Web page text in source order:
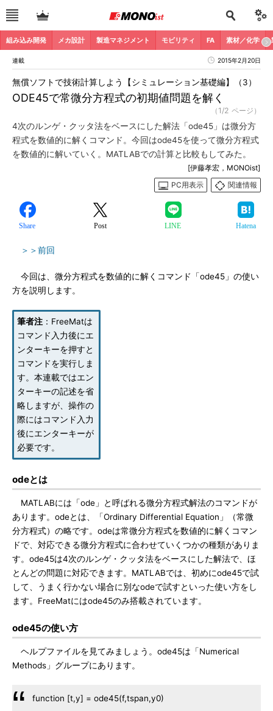
組み込み開発 メカ設計 製造マネジメント モビリティ FA 素材／化学
連載 2015年2月20日
ODE45で常微分方程式の初期値問題を解く
無償ソフトで技術計算しよう【シミュレーション基礎編】（3）
（1/2 ページ）
4次のルンゲ・クッタ法をベースにした解法「ode45」は微分方
程式を数値的に解くコマンド。今回はode45を使って微分方程式
を数値的に解いていく。MATLABでの計算と比較もしてみた。
[伊藤孝宏，MONOist]
PC用表示
関連情報
Share Post LINE Hatena
＞＞前回
今回は、微分方程式を数値的に解くコマンド「ode45」の使い
方を説明します。
筆者注 ：FreeMatは
コマンド入力後にエ
ンターキーを押すと
コマンドを実行しま
す。本連載ではエン
ターキーの記述を省
略しますが、操作の
際にはコマンド入力
後にエンターキーが
必要です。
odeとは
MATLABには「ode」と呼ばれる微分方程式解法のコマンドが
あります。odeとは、「Ordinary Differential Equation」（常微
分方程式）の略です。odeは常微分方程式を数値的に解くコマン
ドで、対応できる微分方程式に合わせていくつかの種類がありま
す。ode45は4次のルンゲ・クッタ法をベースにした解法で、ほ
とんどの問題に対応できます。MATLABでは、初めにode45で試
して、うまく行かない場合に別なodeで試すといった使い方をし
ます。FreeMatにはode45のみ搭載されています。
ode45の使い方
ヘルプファイルを見てみましょう。ode45は「Numerical
Methods」グループにあります。
function [t,y] = ode45(f,tspan,y0)